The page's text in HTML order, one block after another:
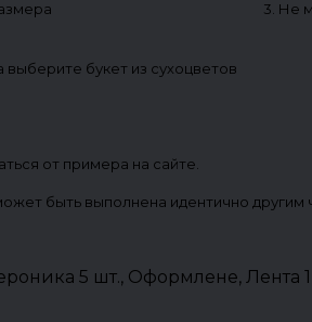
3. Не
выберите букет из сухоцветов
от примера на сайте.
быть выполнена идентично другим
5 шт., Оформлене, Лента